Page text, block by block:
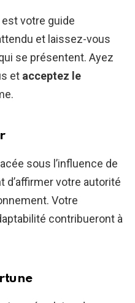
est votre guide
et laissez-vous
se présentent. Ayez
et acceptez le
sous l’influence de
d’affirmer votre autorité
Votre
contribueront à